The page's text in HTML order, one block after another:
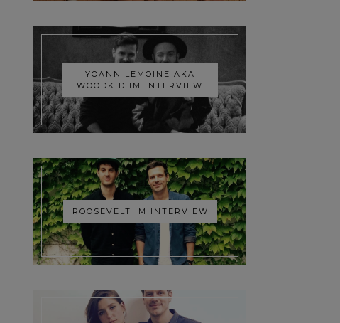
YOANN LEMOINE AKA
WOODKID IM INTERVIEW
ROOSEVELT IM INTERVIEW